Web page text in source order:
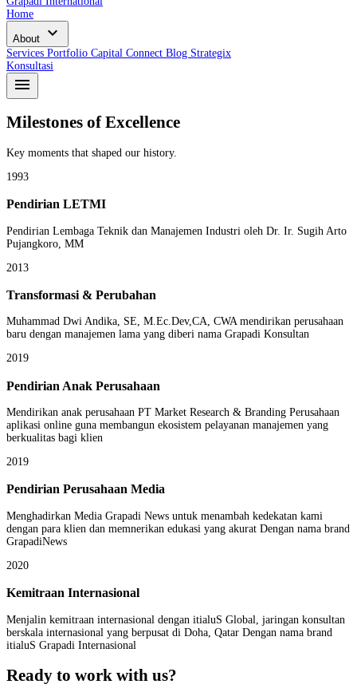
Home
About expand_more
Services Portfolio Capital Connect Blog Strategix
Konsultasi
menu
Milestones of Excellence
Key moments that shaped our history.
1993
Pendirian LETMI
Pendirian Lembaga Teknik dan Manajemen Industri oleh Dr. Ir. Sugih Arto
Pujangkoro, MM
2013
Transformasi & Perubahan
Muhammad Dwi Andika, SE, M.Ec.Dev,CA, CWA mendirikan perusahaan
baru dengan manajemen lama yang diberi nama Grapadi Konsultan
2019
Pendirian Anak Perusahaan
Mendirikan anak perusahaan PT Market Research & Branding Perusahaan
aplikasi online guna membangun ekosistem pelayanan manajemen yang
berkualitas bagi klien
2019
Pendirian Perusahaan Media
Menghadirkan Media Grapadi News untuk menambah kedekatan kami
dengan para klien dan memnerikan edukasi yang akurat Dengan nama brand
GrapadiNews
2020
Kemitraan Internasional
Menjalin kemitraan internasional dengan itialuS Global, jaringan konsultan
berskala internasional yang berpusat di Doha, Qatar Dengan nama brand
itialuS Grapadi Internasional
Ready to work with us?